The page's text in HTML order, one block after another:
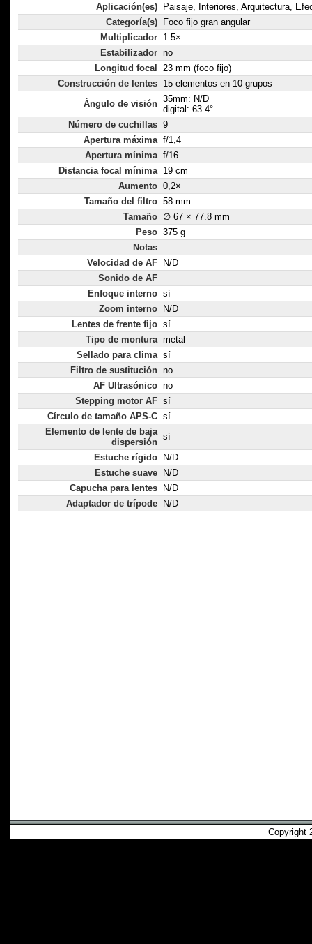
Aplicación(es)
Paisaje, Interiores, Arquitectura,
Categoría(s)
Foco fijo gran angular
Multiplicador 1.5×
Estabilizador no
Longitud focal
23 mm (foco fijo)
Construcción de lentes 15 elementos en 10 grupos
Ángulo de visión 35mm: N/D
digital: 63.4°
Número de cuchillas 9
Apertura máxima f/1,4
Apertura mínima f/16
Distancia focal mínima 19 cm
Aumento 0,2×
Tamaño del filtro 58 mm
Tamaño ∅ 67 × 77.8 mm
Peso 375 g
Notas
Velocidad de AF
N/D
Sonido de AF
Enfoque interno sí
Zoom interno
N/D
Lentes de frente fijo sí
Tipo de montura metal
Sellado para clima sí
Filtro de sustitución no
AF Ultrasónico no
Stepping motor AF sí
Círculo de tamaño APS-C sí
Elemento de lente de baja
dispersión
sí
Estuche rígido
N/D
Estuche suave
N/D
Capucha para lentes
N/D
Adaptador de trípode
N/D
Copyright